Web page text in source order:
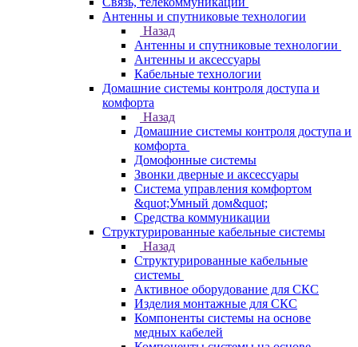
Антенны и спутниковые технологии
Назад
Антенны и спутниковые технологии
Антенны и аксессуары
Кабельные технологии
Домашние системы контроля доступа и
комфорта
Назад
Домашние системы контроля доступа и
комфорта
Домофонные системы
Звонки дверные и аксессуары
Система управления комфортом
&quot;Умный дом&quot;
Средства коммуникации
Структурированные кабельные системы
Назад
Структурированные кабельные
системы
Активное оборудование для СКС
Изделия монтажные для СКС
Компоненты системы на основе
медных кабелей